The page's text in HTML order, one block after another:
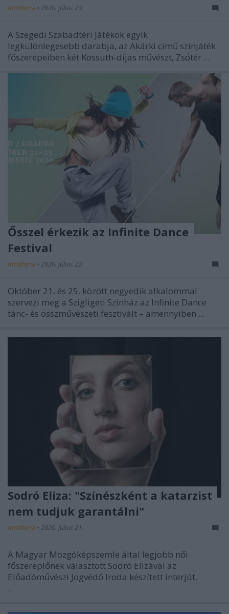
mtothorsi • 2020. július 23.
A Szegedi Szabadtéri Játékok egyik
legkülönlegesebb darabja, az Akárki című színjáték
főszerepeiben két Kossuth-díjas művészt, Zsótér ...
Ősszel érkezik az Infinite Dance
Festival
mtothorsi • 2020. július 22.
Október 21. és 25. között negyedik alkalommal
szervezi meg a Szigligeti Színház az Infinite Dance
tánc- és összművészeti fesztivált – amennyiben ...
Sodró Eliza: "Színészként a katarzist
nem tudjuk garantálni"
mtothorsi • 2020. július 21.
A Magyar Mozgóképszemle által legjobb női
főszereplőnek választott Sodró Elizával az
Előadóművészi Jogvédő Iroda készített interjút.
...